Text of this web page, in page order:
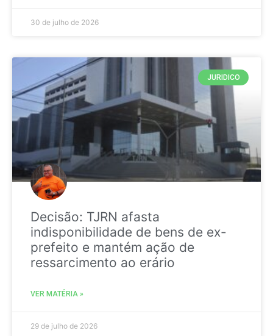
30 de julho de 2026
JURIDICO
Decisão: TJRN afasta
indisponibilidade de bens de ex-
prefeito e mantém ação de
ressarcimento ao erário
VER MATÉRIA »
29 de julho de 2026